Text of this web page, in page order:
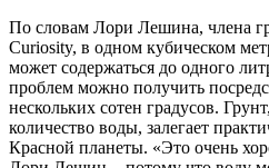
По словам Лори Лешина, члена
Curiosity, в одном кубическом
может содержаться до одного
проблем можно получить
нескольких сотен градусов.
количество воды, залегает
Красной планеты. «Это очень